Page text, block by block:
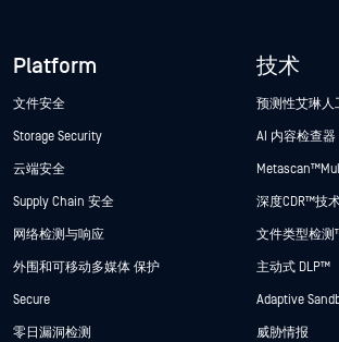
Platform
文件安全
Storage Security
云端安全
Supply Chain 安全
网络检测与响应
外围和可移动多媒体 保护
Secure
零日漏洞检测
技术
预测性艾琳人
AI 内容检查器
Metascan™
深度CDR™技
文件类型检测
主动式 DLP™
Adaptive
威胁情报